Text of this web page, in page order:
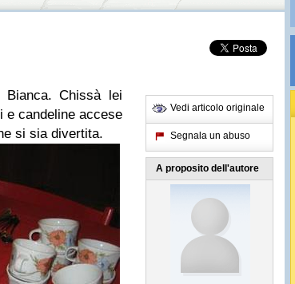
Bianca. Chissà lei
e candeline accese
si sia divertita.
Vedi articolo originale
Segnala un abuso
A proposito dell'autore